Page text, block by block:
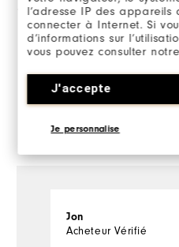
l’adresse IP des appareils
connecter à Internet. Si
d’informations sur
vous pouvez consulter
J'accepte
Je personnalise
1 Etoile
100%
Commenté
Jon
Acheteur Vérifié